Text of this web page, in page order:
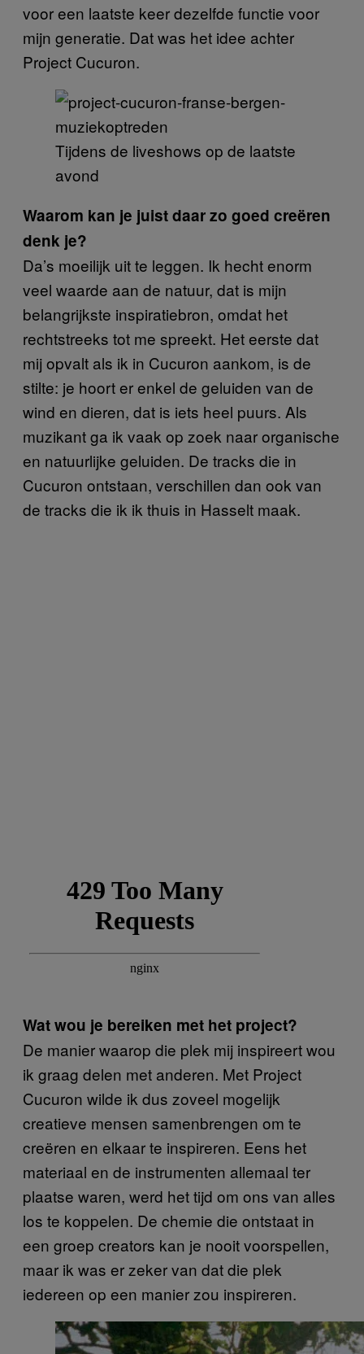
voor een laatste keer dezelfde functie voor
mijn generatie. Dat was het idee achter
Project Cucuron.
Tijdens de liveshows op de laatste
avond
Waarom kan je juist daar zo goed creëren
denk je?
Da’s moeilijk uit te leggen. Ik hecht enorm
veel waarde aan de natuur, dat is mijn
belangrijkste inspiratiebron, omdat het
rechtstreeks tot me spreekt. Het eerste dat
mij opvalt als ik in Cucuron aankom, is de
stilte: je hoort er enkel de geluiden van de
wind en dieren, dat is iets heel puurs. Als
muzikant ga ik vaak op zoek naar organische
en natuurlijke geluiden. De tracks die in
Cucuron ontstaan, verschillen dan ook van
de tracks die ik ik thuis in Hasselt maak.
Wat wou je bereiken met het project?
De manier waarop die plek mij inspireert wou
ik graag delen met anderen. Met Project
Cucuron wilde ik dus zoveel mogelijk
creatieve mensen samenbrengen om te
creëren en elkaar te inspireren. Eens het
materiaal en de instrumenten allemaal ter
plaatse waren, werd het tijd om ons van alles
los te koppelen. De chemie die ontstaat in
een groep creators kan je nooit voorspellen,
maar ik was er zeker van dat die plek
iedereen op een manier zou inspireren.